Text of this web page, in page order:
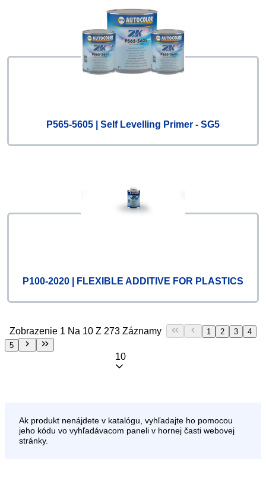
P565-5605 | Self Levelling Primer - SG5
P100-2020 | FLEXIBLE ADDITIVE FOR PLASTICS
Zobrazenie 1 Na 10 Z 273 Záznamy 1 2 3
4
5
10
Ak produkt nenájdete v katalógu, vyhľadajte ho pomocou
jeho kódu vo vyhľadávacom paneli v hornej časti webovej
stránky.